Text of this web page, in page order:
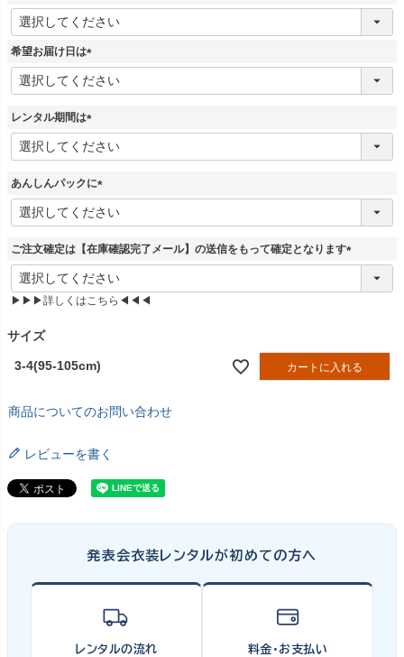
(
必
希望お届け日は
(
必
)
レンタル期間は
(
必
)
あんしんパックに
(
必
)
ご注文確定は【在庫確認完了メール】の送信をもって確定となります
(
▶▶▶詳しくはこちら◀◀◀
サイズ
3-4(95-105cm) カートに入れる
商品についてのお問い合わせ
レビューを書く
発表会衣装レンタルが初めての方へ
レンタルの流れ 料金・お支払い